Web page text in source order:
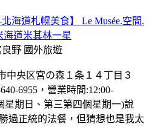
海道札幌美食】 Le Musée.空間.
海道米其林一星
野 國外旅遊
中央区宮の森１条１４丁目３
6955，營業時間:12:00-
星期日、第三第四個星期一)說
過正統的法餐，但猜想也是我太